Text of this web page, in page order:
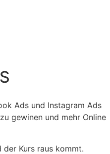
Ads und Instagram Ads
gewinen und mehr Online
der Kurs raus kommt.